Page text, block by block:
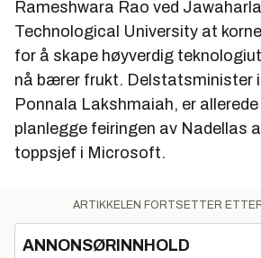
Rameshwara Rao ved
Technological University at
for å skape høyverdig
nå bærer frukt. Delstatsminister i
Ponnala Lakshmaiah, er
planlegge feiringen av Nadellas
toppsjef i Microsoft.
ARTIKKELEN FORTSETTER
ANNONSØRINNHOLD